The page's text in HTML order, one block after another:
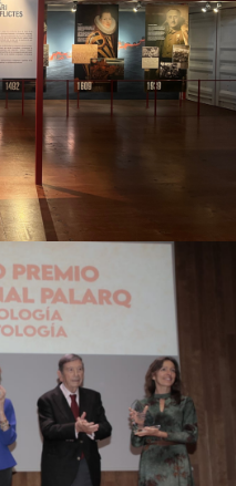
7 vaixells, 7
de comunicació
– IV Premi
i
de comunicació